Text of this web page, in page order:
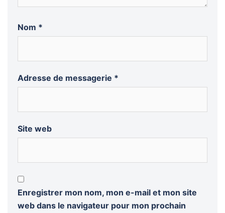
Nom *
Adresse de messagerie *
Site web
Enregistrer mon nom, mon e-mail et mon site
web dans le navigateur pour mon prochain